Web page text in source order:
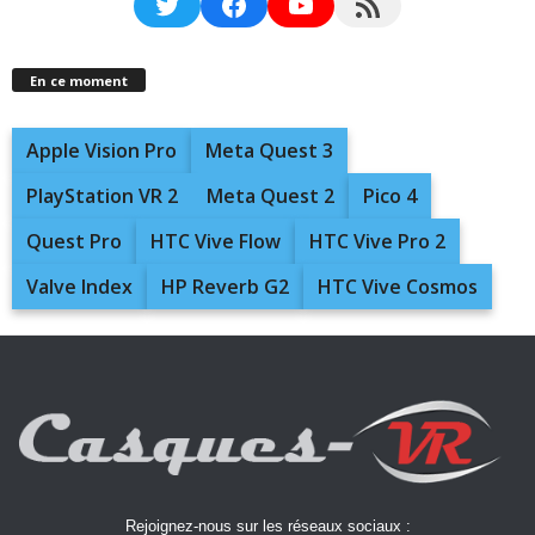
En ce moment
Apple Vision Pro
Meta Quest 3
PlayStation VR 2
Meta Quest 2
Pico 4
Quest Pro
HTC Vive Flow
HTC Vive Pro 2
Valve Index
HP Reverb G2 HTC Vive Cosmos
Rejoignez-nous sur les réseaux sociaux :